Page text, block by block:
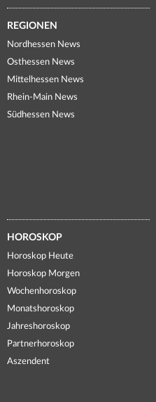
REGIONEN
Nordhessen News
Osthessen News
Mittelhessen News
Rhein-Main News
Südhessen News
HOROSKOP
Horoskop Heute
Horoskop Morgen
Wochenhoroskop
Monatshoroskop
Jahreshoroskop
Partnerhoroskop
Aszendent